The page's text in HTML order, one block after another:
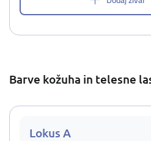
Barve kožuha in telesne
Lokus A